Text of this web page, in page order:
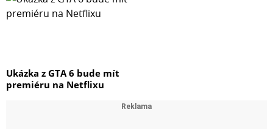
Ukázka z GTA 6 bude mít
premiéru na Netflixu